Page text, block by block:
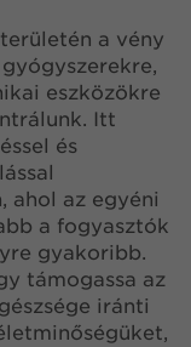
a vény
eszközökre
Itt
és
ahol az egyéni
a fogyasztók
gyakoribb.
támogassa az
iránti